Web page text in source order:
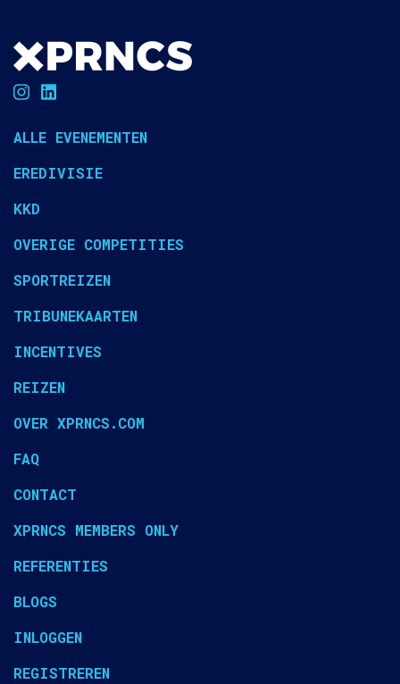
ALLE EVENEMENTEN
EREDIVISIE
KKD
OVERIGE COMPETITIES
SPORTREIZEN
TRIBUNEKAARTEN
INCENTIVES
REIZEN
OVER XPRNCS.COM
FAQ
CONTACT
XPRNCS MEMBERS ONLY
REFERENTIES
BLOGS
INLOGGEN
REGISTREREN